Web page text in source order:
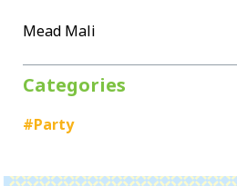
Mead Mali
Categories
#Party